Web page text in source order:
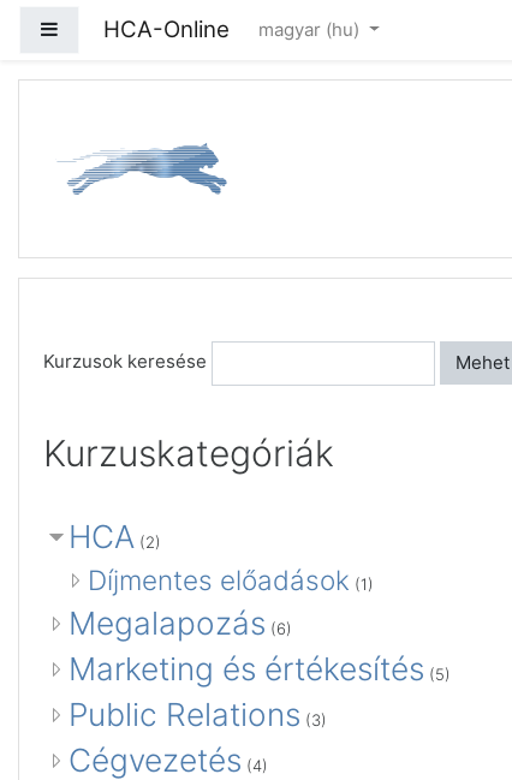
Oldalpanel
HCA-Online magyar ‎(hu)‎
Kurzusok keresése Mehet
Kurzuskategóriák
HCA (2)
Díjmentes előadások (1)
Megalapozás (6)
Marketing és értékesítés (5)
Public Relations (3)
Cégvezetés (4)